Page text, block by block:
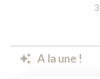
A la une !